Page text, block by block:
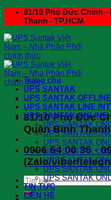
Skip
81/10 Phó Đức Chính -
Thạnh - TP.HCM
81/10 Phó Đức
Quận Bình Thạnh
0906 54 00 36 -
(Zalo/viber/
Search
for:
Trang chủ
UPS SANTAK
UPS SANTAK OFFLINE
UPS SANTAK LINE
UPS SANTAK ONLINE
UPS SANTAK
UPS SANTAK
UPS SANTAK
UPS SANTAK
UPS SANTAK
UPS SANTAK
UPS SANTAK
TIN TỨC
LIÊN HỆ